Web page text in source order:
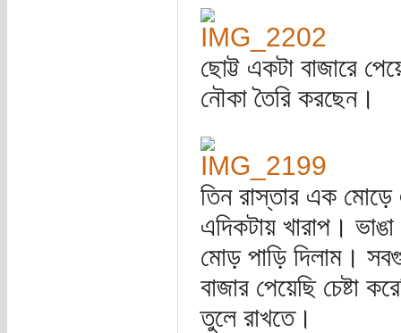
ছোট্ট একটা বাজারে
নৌকা তৈরি করছেন।
তিন রাস্তার এক মোড়ে
এদিকটায় খারাপ।
মোড় পাড়ি দিলাম।
বাজার পেয়েছি চেষ্টা
তুলে রাখতে।